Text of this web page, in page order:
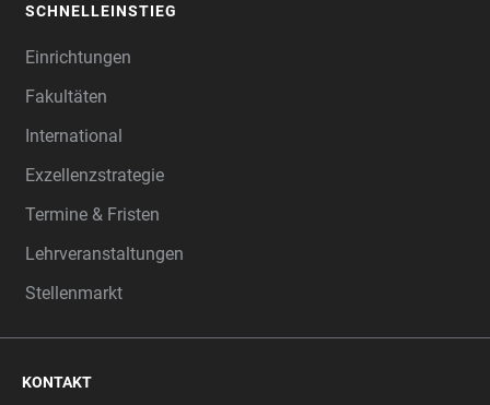
SCHNELLEINSTIEG
Einrichtungen
Fakultäten
International
Exzellenzstrategie
Termine & Fristen
Lehrveranstaltungen
Stellenmarkt
KONTAKT